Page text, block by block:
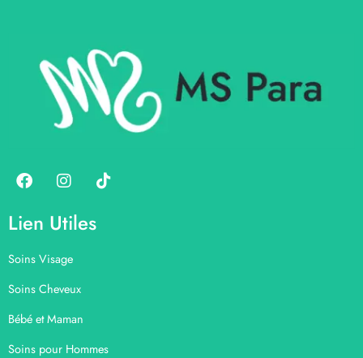
Lien Utiles
Soins Visage
Soins Cheveux
Bébé et Maman
Soins pour Hommes